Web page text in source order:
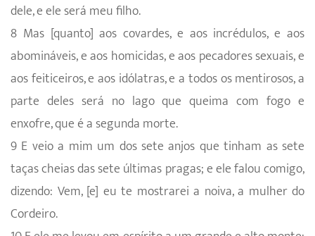
dele, e ele será meu filho.
8 Mas [quanto] aos covardes, e aos incrédulos, e aos
abomináveis, e aos homicidas, e aos pecadores sexuais, e
aos feiticeiros, e aos idólatras, e a todos os mentirosos, a
parte deles será no lago que queima com fogo e
enxofre, que é a segunda morte.
9 E veio a mim um dos sete anjos que tinham as sete
taças cheias das sete últimas pragas; e ele falou comigo,
dizendo: Vem, [e] eu te mostrarei a noiva, a mulher do
Cordeiro.